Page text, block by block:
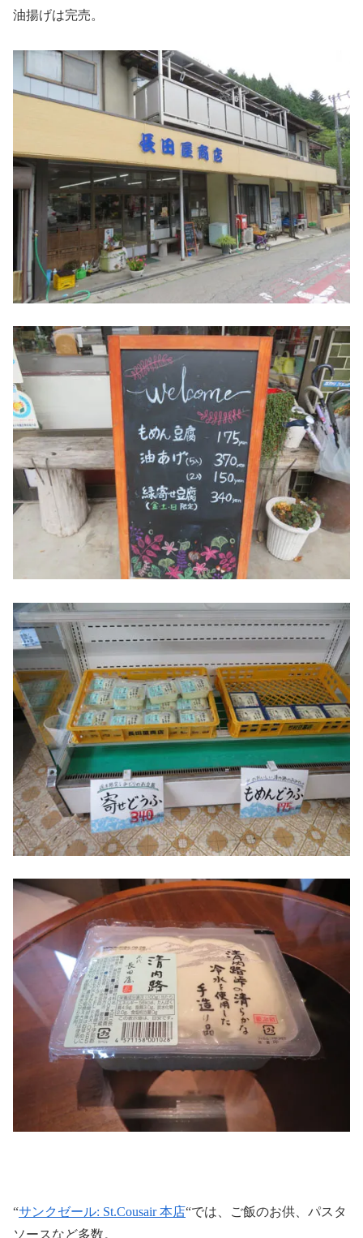
油揚げは完売。
“サンクゼール: St.Cousair 本店“では、ご飯のお供、パスタ
ソースなど多数。